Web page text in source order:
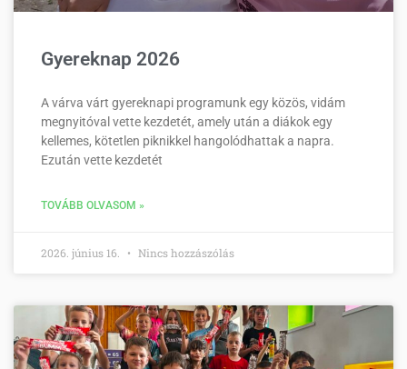
Gyereknap 2026
A várva várt gyereknapi programunk egy közös, vidám
megnyitóval vette kezdetét, amely után a diákok egy
kellemes, kötetlen piknikkel hangolódhattak a napra.
Ezután vette kezdetét
TOVÁBB OLVASOM »
2026. június 16. Nincs hozzászólás